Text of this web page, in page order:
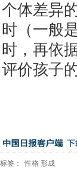
个体差异
时（一般
时，再依
评价孩子
标签： 性格 形成